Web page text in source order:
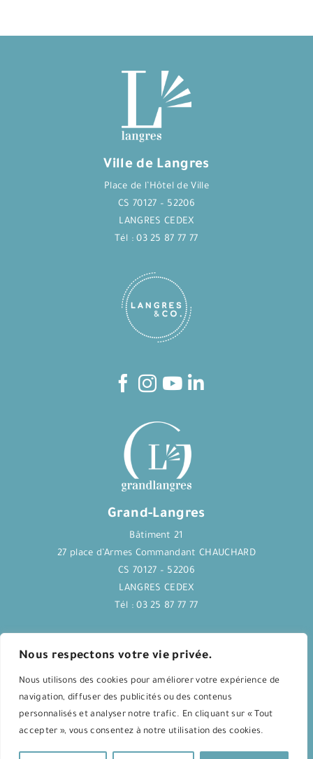
Nous respectons votre vie privée.
Nous utilisons des cookies pour améliorer votre expérience de
navigation, diffuser des publicités ou des contenus
personnalisés et analyser notre trafic. En cliquant sur « Tout
accepter », vous consentez à notre utilisation des cookies.
Ville de Langres
Place de l’Hôtel de Ville
CS 70127 – 52206
LANGRES CEDEX
Tél : 03 25 87 77 77
Grand-Langres
Bâtiment 21
27 place d’Armes Commandant CHAUCHARD
CS 70127 – 52206
LANGRES CEDEX
Tél : 03 25 87 77 77
Journal Langres&Co
Application Langres&Co
Agenda culturel